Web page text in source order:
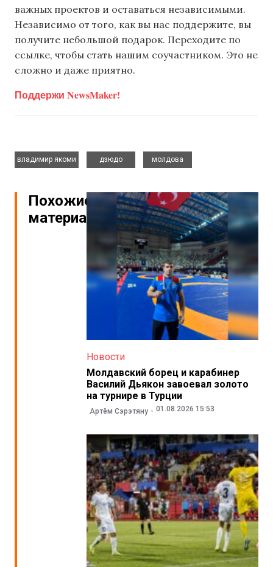
важных проектов и оставаться независимыми.
Независимо от того, как вы нас поддержите, вы
получите небольшой подарок. Переходите по
ссылке, чтобы стать нашим соучастником. Это не
сложно и даже приятно.
Поддержи NewsMaker!
владимир якоми
дзюдо
молдова
Похожие
материалы
Новости
Молдавский борец и карабинер
Василий Дьякон завоевал золото
на турнире в Турции
Артём Сэрэтяну 01.08.2026 15:53